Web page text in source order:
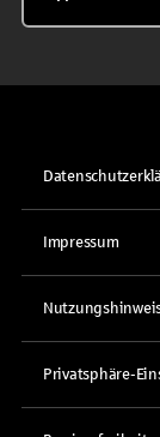
Impressum
Privatsphäre-